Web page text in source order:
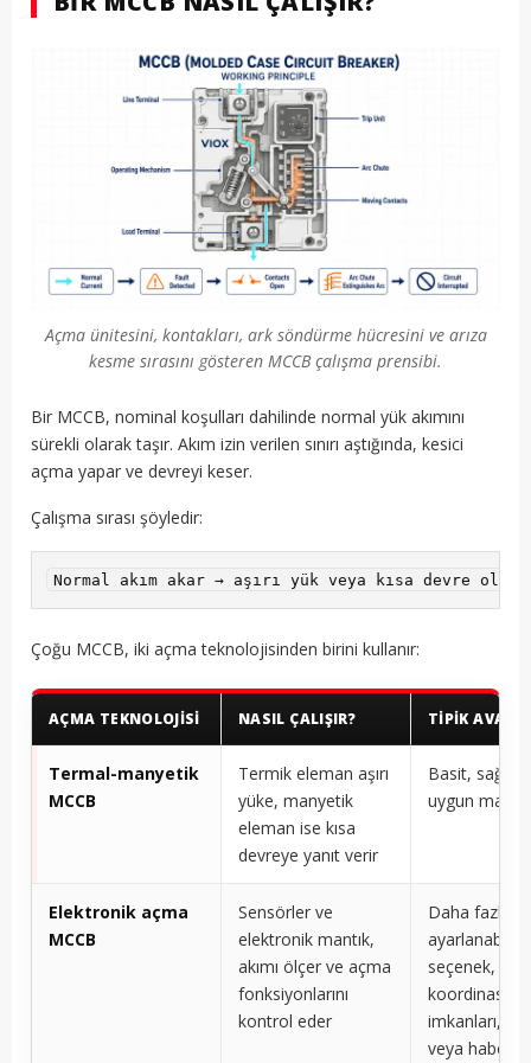
Açma ünitesini, kontakları, ark söndürme hücresini ve arıza
kesme sırasını gösteren MCCB çalışma prensibi.
Bir MCCB, nominal koşulları dahilinde normal yük akımını
sürekli olarak taşır. Akım izin verilen sınırı aştığında, kesici
açma yapar ve devreyi keser.
Çalışma sırası şöyledir:
Normal akım akar → aşırı yük veya kısa devre
Çoğu MCCB, iki açma teknolojisinden birini kullanır:
AÇMA TEKNOLOJISI NASIL ÇALIŞIR? TIPIK
Termal-manyetik
MCCB
Termik eleman aşırı
yüke, manyetik
eleman ise kısa
devreye yanıt verir
Basit,
uygun
Elektronik açma
MCCB
Sensörler ve
elektronik mantık,
akımı ölçer ve açma
fonksiyonlarını
kontrol eder
Daha fazla
ayarlanabilir
seçenek,
koordinasyon
imkanları,
veya